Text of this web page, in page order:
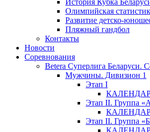
История Кубка
Олимпийская
Развитие детско-
Пляжный гандбол
Контакты
Новости
Соревнования
Betera Суперлига Беларуси.
Мужчины. Дивизион 1
Этап I
Этап II. Группа
Этап II. Группа